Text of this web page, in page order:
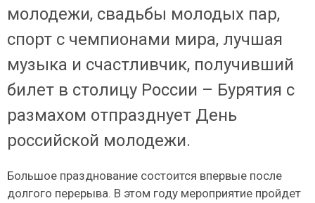
молодежи, свадьбы молодых пар,
спорт с чемпионами мира, лучшая
музыка и счастливчик, получивший
билет в столицу России – Бурятия с
размахом отпразднует День
российской молодежи.
Большое празднование состоится впервые после
долгого перерыва. В этом году мероприятие пройдет